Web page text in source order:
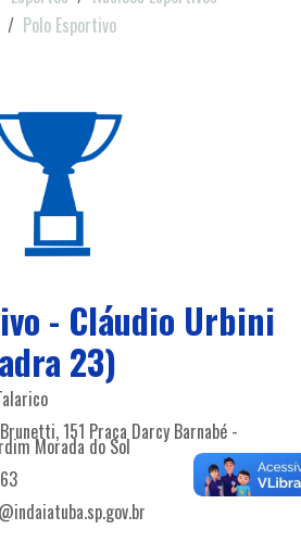
Polo Esportivo
- Cláudio Urbini
23)
151 Praça Darcy Barnabé -
Morada do Sol